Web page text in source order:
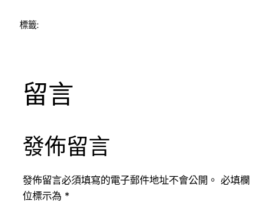
標籤:
留言
發佈留言
發佈留言必須填寫的電子郵件地址不會公開。 必填欄
位標示為 *